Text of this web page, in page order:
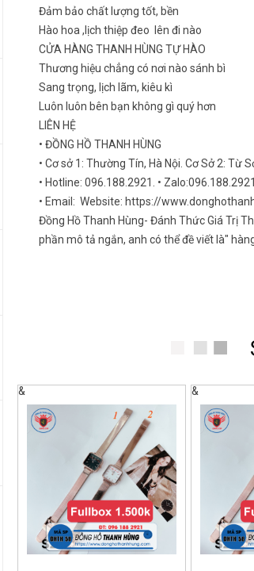
Đảm bảo chất lượng tốt, bền
Hào hoa ,lịch thiệp đeo lên đi nào
CỬA HÀNG THANH HÙNG TỰ HÀO
Thương hiệu chẳng có nơi nào sánh bì
Sang trọng, lịch lãm, kiêu kì
Luôn luôn bên bạn không gì quý hơn
LIÊN HỆ
• ĐỒNG HỒ THANH HÙNG
• Cơ sở 1: Thường Tín, Hà Nội. Cơ Sở 2: Từ
• Hotline: 096.188.2921. • Zalo:096.188.2921
• Email: Website: https://
Đồng Hồ Thanh Hùng- Đánh Thức Giá Trị
phần mô tả ngắn, anh có thể đề viết là"
& &